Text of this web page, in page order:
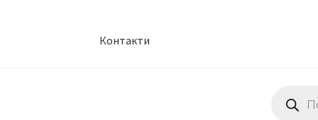
Контакти
товарів